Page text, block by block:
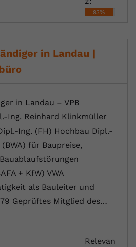
93%
in Landau |
in Landau – VPB
Ing. Reinhard Klinkmüller
Ing. (FH) Hochbau Dipl.-
für Baupreise,
+ KfW) VWA
als Bauleiter und
Geprüftes Mitglied des…
Relevan